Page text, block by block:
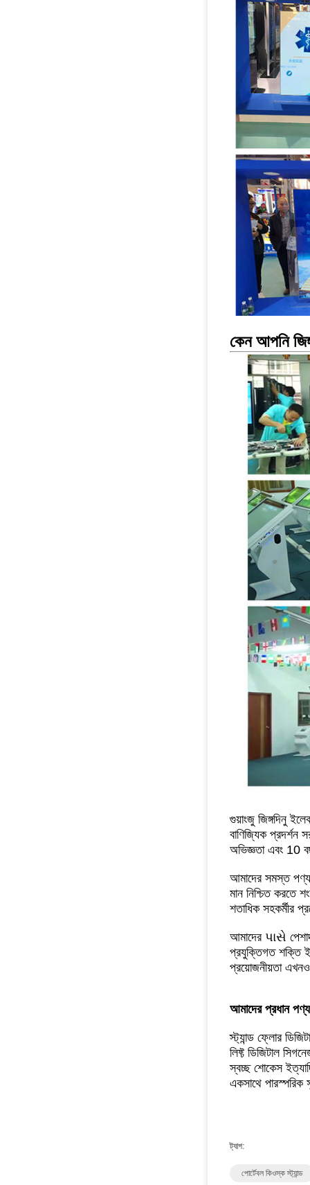
কেন আপনি
গুয়াংজু জিঙ্গদিনু
বাণিজ্যিক প্রদর্শন
অভিজ্ঞতা এবং 10
আমাদের সমস্ত
মান নিশ্চিত করতে
শতাধিক সহকর্মীর
আমাদের પાસે
প্রযুক্তিগত শক্তি
প্রয়োজনীয়তাএখনও
আমাদের প্রধান
স্ট্যান্ড ফ্লোর
লিফ্ট ডিজিটাল
স্বচ্ছ শোকেস
একসাথে
ট্যাগ:
পোর্টেবল কিওস্ক স্ট্যান্ড